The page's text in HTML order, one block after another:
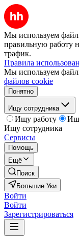
Мы используем
правильную работу
трафик.
Правила
Мы используем
файлов cookie
Понятно
Ищу сотрудника
Ищу работу
Ищу сотрудника
Сервисы
Помощь
Ещё
Поиск
Большие Уки
Войти
Войти
Зарегистрироваться